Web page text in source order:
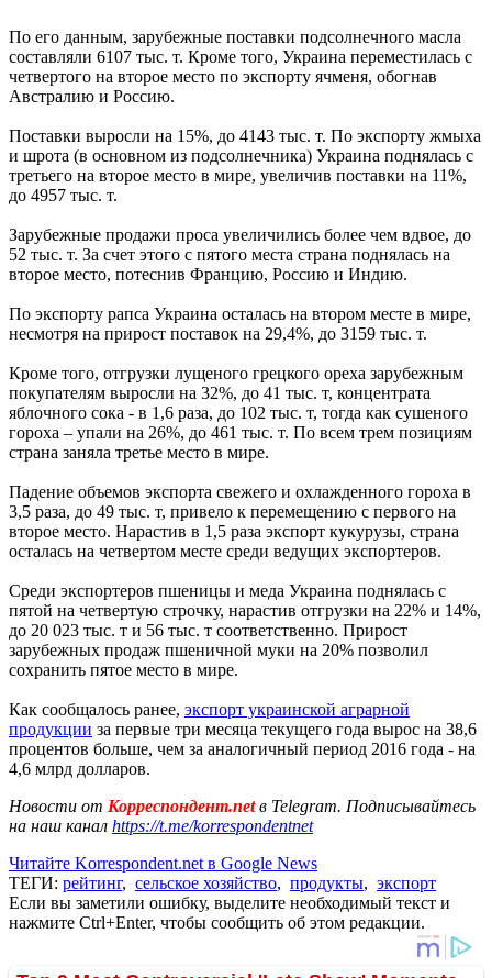
По его данным, зарубежные поставки подсолнечного масла
составляли 6107 тыс. т. Кроме того, Украина переместилась с
четвертого на второе место по экспорту ячменя, обогнав
Австралию и Россию.
Поставки выросли на 15%, до 4143 тыс. т. По экспорту жмыха
и шрота (в основном из подсолнечника) Украина поднялась с
третьего на второе место в мире, увеличив поставки на 11%,
до 4957 тыс. т.
Зарубежные продажи проса увеличились более чем вдвое, до
52 тыс. т. За счет этого с пятого места страна поднялась на
второе место, потеснив Францию, Россию и Индию.
По экспорту рапса Украина осталась на втором месте в мире,
несмотря на прирост поставок на 29,4%, до 3159 тыс. т.
Кроме того, отгрузки лущеного грецкого ореха зарубежным
покупателям выросли на 32%, до 41 тыс. т, концентрата
яблочного сока - в 1,6 раза, до 102 тыс. т, тогда как сушеного
гороха – упали на 26%, до 461 тыс. т. По всем трем позициям
страна заняла третье место в мире.
Падение объемов экспорта свежего и охлажденного гороха в
3,5 раза, до 49 тыс. т, привело к перемещению с первого на
второе место. Нарастив в 1,5 раза экспорт кукурузы, страна
осталась на четвертом месте среди ведущих экспортеров.
Среди экспортеров пшеницы и меда Украина поднялась с
пятой на четвертую строчку, нарастив отгрузки на 22% и 14%,
до 20 023 тыс. т и 56 тыс. т соответственно. Прирост
зарубежных продаж пшеничной муки на 20% позволил
сохранить пятое место в мире.
Как сообщалось ранее, экспорт украинской аграрной
продукции за первые три месяца текущего года вырос на 38,6
процентов больше, чем за аналогичный период 2016 года - на
4,6 млрд долларов.
Новости от Корреспондент.netв Telegram. Подписывайтесь
на наш канал https://t.me/korrespondentnet
Читайте Korrespondent.net в Google News
ТЕГИ: рейтинг, сельское хозяйство, продукты, экспорт
Если вы заметили ошибку, выделите необходимый текст и
нажмите Ctrl+Enter, чтобы сообщить об этом редакции.